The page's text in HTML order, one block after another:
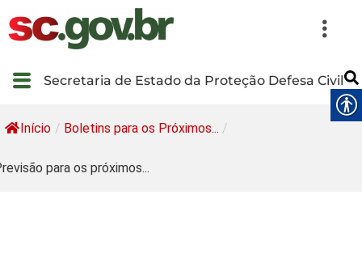
Secretaria de Estado da Proteção Defesa Civil
Início / Boletins para os Próximos... /
para os próximos...